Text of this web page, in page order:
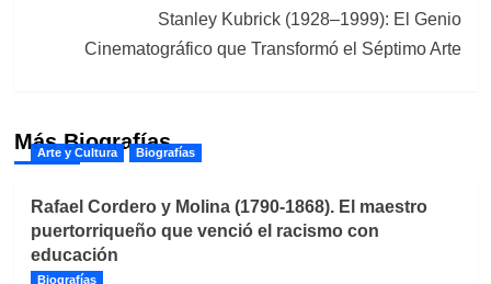
Stanley Kubrick (1928–1999): El Genio
Cinematográfico que Transformó el Séptimo Arte
Más Biografías
Arte y Cultura Biografías
Rafael Cordero y Molina (1790-1868). El maestro
puertorriqueño que venció el racismo con
educación
Biografías